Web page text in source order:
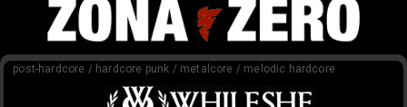
CONTENIDO
COMUNIDAD
post-hardcore / hardcore punk / metalcore / melodic hardcore